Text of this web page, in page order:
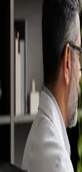
++